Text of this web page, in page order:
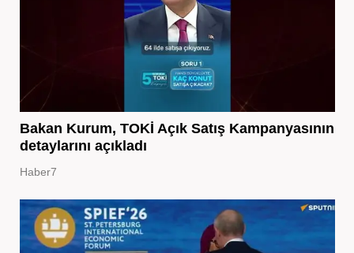
Bakan Kurum, TOKİ Açık Satış Kampanyasının
detaylarını açıkladı
Haber7